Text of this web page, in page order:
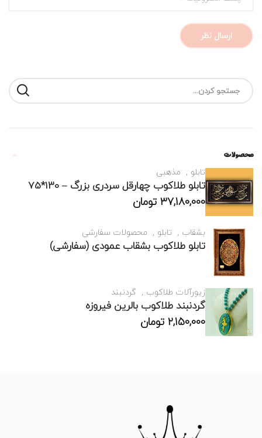
محصولات
تابلو مذهبی
تابلو طلاکوب چهارقل سردری بزرگ – 130*75
37,180,000تومان
بشقاب تابلو محصولات سفارشی
تابلو طلاکوب بشقاب عمودی (سفارشی)
زیورآلات طلاکوب گردنبند
گردنبند طلاکوب بالرین فیروزه
2,150,000تومان